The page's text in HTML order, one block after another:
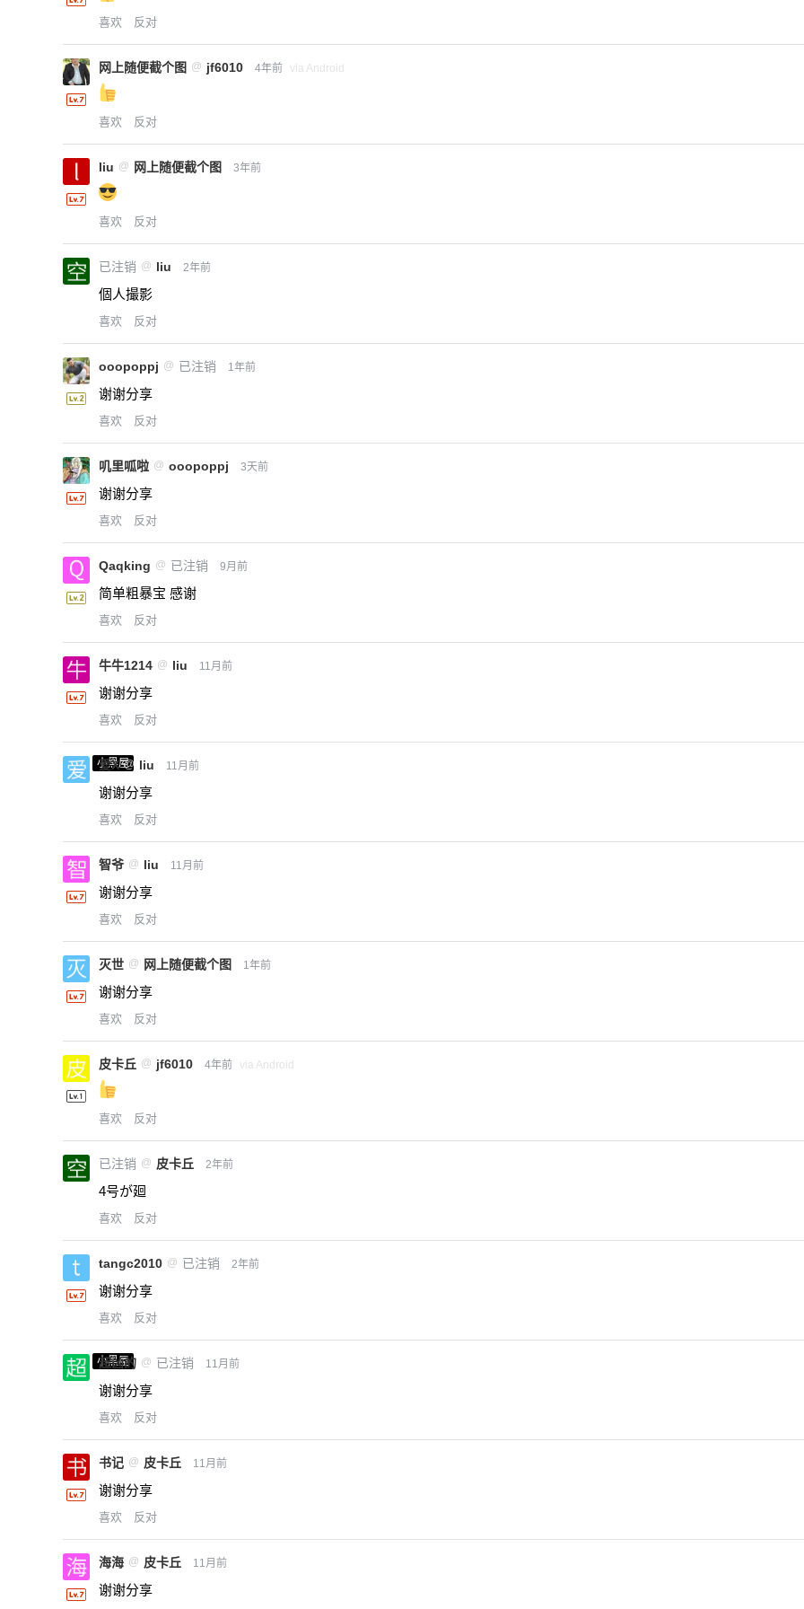
る！ホテルで三連結アナルSE
喜欢 反对
网上随便截个图 @ jf6010 4年前 via Android
喜欢 反对
liu @ 网上随便截个图 3年前
喜欢 反对
已注销 @ liu 2年前
個人撮影
喜欢 反对
ooopoppj @ 已注销 1年前
谢谢分享
喜欢 反对
叽里呱啦 @ ooopoppj 3天前
谢谢分享
喜欢 反对
Qaqking @ 已注销 9月前
简单粗暴宝 感谢
喜欢 反对
牛牛1214 @ liu 11月前
谢谢分享
喜欢 反对
小黑屋
爱X @ liu 11月前
谢谢分享
喜欢 反对
智爷 @ liu 11月前
谢谢分享
喜欢 反对
灭世 @ 网上随便截个图 1年前
谢谢分享
喜欢 反对
皮卡丘 @ jf6010 4年前 via Android
喜欢 反对
已注销 @ 皮卡丘 2年前
4号が廻
喜欢 反对
tangc2010 @ 已注销 2年前
谢谢分享
喜欢 反对
小黑屋
超凶的 @ 已注销 11月前
谢谢分享
喜欢 反对
书记 @ 皮卡丘 11月前
谢谢分享
喜欢 反对
海海 @ 皮卡丘 11月前
谢谢分享